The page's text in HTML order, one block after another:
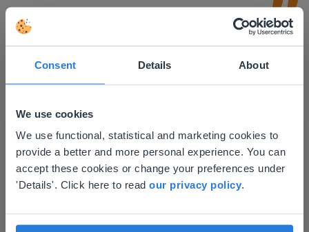
Consent Details About
We use cookies
We use functional, statistical and marketing cookies to
provide a better and more personal experience. You can
accept these cookies or change your preferences under
'Details'. Click here to read our privacy policy.
Discover more!
Μπίνγκο
This website doesn't match
your location
Based on your location, we think you might
find regional content and pricing.